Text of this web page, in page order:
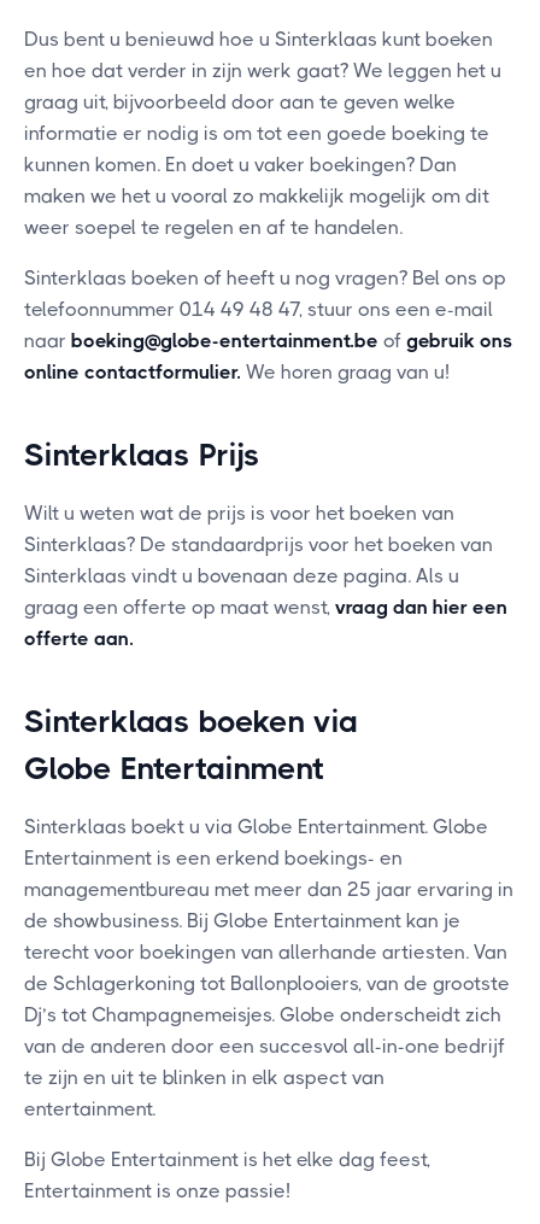
Dus bent u benieuwd hoe u Sinterklaas kunt boeken
en hoe dat verder in zijn werk gaat? We leggen het u
graag uit, bijvoorbeeld door aan te geven welke
informatie er nodig is om tot een goede boeking te
kunnen komen. En doet u vaker boekingen? Dan
maken we het u vooral zo makkelijk mogelijk om dit
weer soepel te regelen en af te handelen.
Sinterklaas boeken of heeft u nog vragen? Bel ons op
telefoonnummer 014 49 48 47, stuur ons een e-mail
naar boeking@globe-entertainment.be of gebruik ons
online contactformulier. We horen graag van u!
Sinterklaas Prijs
Wilt u weten wat de prijs is voor het boeken van
Sinterklaas? De standaardprijs voor het boeken van
Sinterklaas vindt u bovenaan deze pagina. Als u
graag een offerte op maat wenst, vraag dan hier een
offerte aan.
Sinterklaas boeken via
Globe Entertainment
Sinterklaas boekt u via Globe Entertainment. Globe
Entertainment is een erkend boekings- en
managementbureau met meer dan 25 jaar ervaring in
de showbusiness. Bij Globe Entertainment kan je
terecht voor boekingen van allerhande artiesten. Van
de Schlagerkoning tot Ballonplooiers, van de grootste
Dj’s tot Champagnemeisjes. Globe onderscheidt zich
van de anderen door een succesvol all-in-one bedrijf
te zijn en uit te blinken in elk aspect van
entertainment.
Bij Globe Entertainment is het elke dag feest,
Entertainment is onze passie!